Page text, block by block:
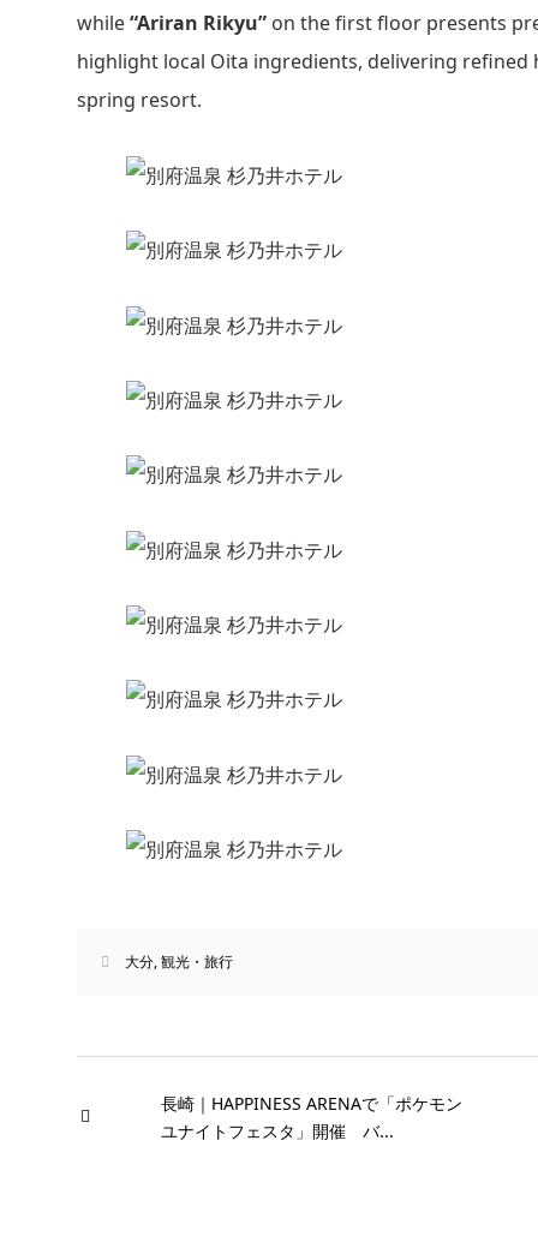
while“Ariran Rikyu” on the first floor presents
highlight local Oita ingredients, delivering refined
spring resort.
大分,観光・旅行
長崎｜HAPPINESS ARENAで「ポケモン
ユナイトフェスタ」開催 バ...